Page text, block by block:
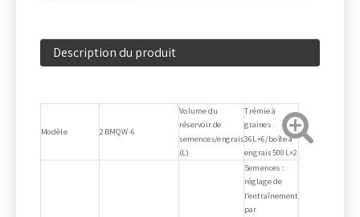
Description du produit
Modèle 2BMQW-6
Volume du
réservoir de
semences/engrais
(L)
Trémie à
graines
36L×6/boîte à
engrais 500L×2
Semences :
réglage de
l'entraînement
par